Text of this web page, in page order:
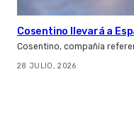
Cosentino llevará a
Cosentino, compañía
28 JULIO, 2026